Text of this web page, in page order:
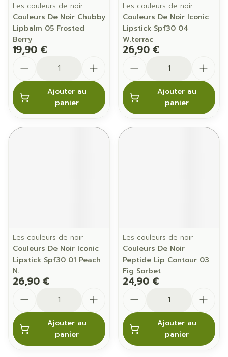
Les couleurs de noir
Couleurs De Noir Chubby
Lipbalm 05 Frosted
Berry
19,90 €
Ajouter au
panier
Les couleurs de noir
Couleurs De Noir Iconic
Lipstick Spf30 04
W.terrac
26,90 €
Ajouter au
panier
Les couleurs de noir
Couleurs De Noir Iconic
Lipstick Spf30 01 Peach
N.
26,90 €
Ajouter au
panier
Les couleurs de noir
Couleurs De Noir
Peptide Lip Contour 03
Fig Sorbet
24,90 €
Ajouter au
panier